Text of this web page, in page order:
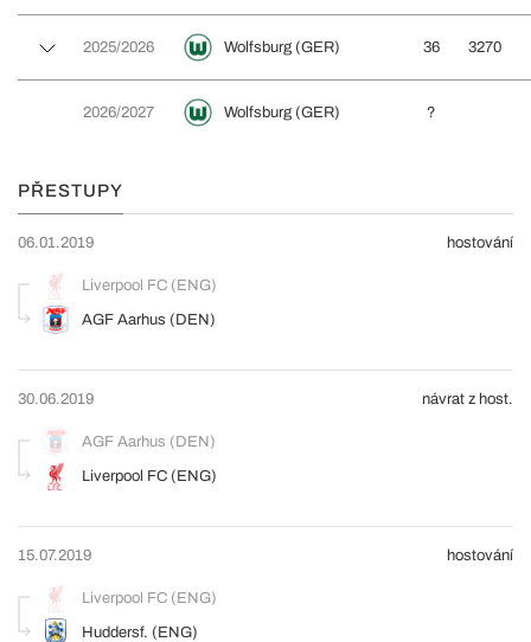
2025/2026 Wolfsburg (GER) 36 3270
2026/2027 Wolfsburg (GER) ?
PŘESTUPY
06.01.2019
Liverpool FC (ENG)
AGF Aarhus (DEN)
hostování
30.06.2019
AGF Aarhus (DEN)
Liverpool FC (ENG)
návrat z host.
15.07.2019
Liverpool FC (ENG)
Huddersf. (ENG)
hostování